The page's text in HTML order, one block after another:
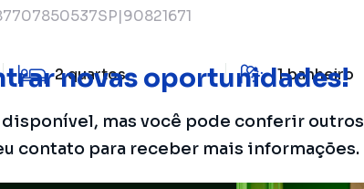
novas oportunidades!
disponível, mas você pode conferir outros
contato para receber mais informações.
2quartos 1banheiro